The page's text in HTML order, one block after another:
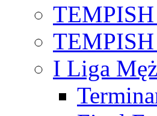
I Liga